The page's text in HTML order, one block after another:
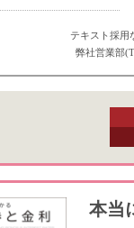
テキスト採用
弊社営業部
本当